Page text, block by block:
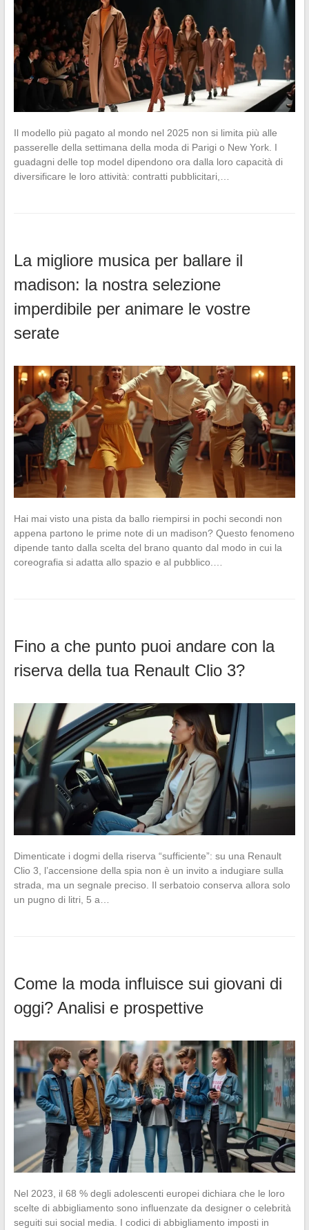
Il modello più pagato al mondo nel 2025 non si limita più alle
passerelle della settimana della moda di Parigi o New York. I
guadagni delle top model dipendono ora dalla loro capacità di
diversificare le loro attività: contratti pubblicitari,…
La migliore musica per ballare il
madison: la nostra selezione
imperdibile per animare le vostre
serate
Hai mai visto una pista da ballo riempirsi in pochi secondi non
appena partono le prime note di un madison? Questo fenomeno
dipende tanto dalla scelta del brano quanto dal modo in cui la
coreografia si adatta allo spazio e al pubblico.…
Fino a che punto puoi andare con la
riserva della tua Renault Clio 3?
Dimenticate i dogmi della riserva “sufficiente”: su una Renault
Clio 3, l’accensione della spia non è un invito a indugiare sulla
strada, ma un segnale preciso. Il serbatoio conserva allora solo
un pugno di litri, 5 a…
Come la moda influisce sui giovani di
oggi? Analisi e prospettive
Nel 2023, il 68 % degli adolescenti europei dichiara che le loro
scelte di abbigliamento sono influenzate da designer o celebrità
seguiti sui social media. I codici di abbigliamento imposti in